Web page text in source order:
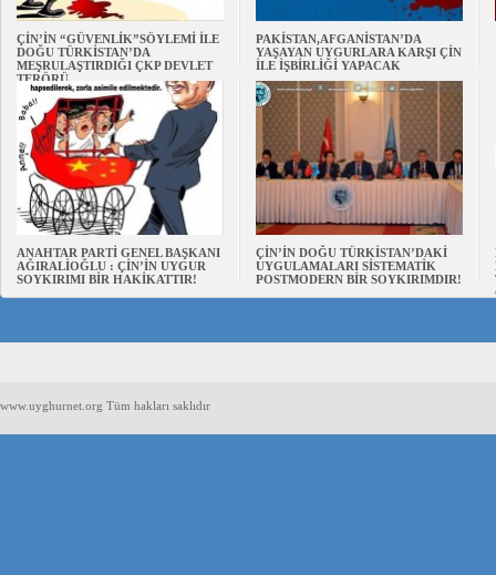
ÇİN’İN “GÜVENLİK”SÖYLEMİ İLE
DOĞU TÜRKİSTAN’DA
MEŞRULAŞTIRDIĞI ÇKP DEVLET
TERÖRÜ
PAKİSTAN,AFGANİSTAN’DA
YAŞAYAN UYGURLARA KARŞI ÇİN
İLE İŞBİRLİĞİ YAPACAK
ANAHTAR PARTİ GENEL BAŞKANI
AĞIRALİOĞLU : ÇİN’İN UYGUR
SOYKIRIMI BİR HAKİKATTIR!
ÇİN’İN DOĞU TÜRKİSTAN’DAKİ
UYGULAMALARI SİSTEMATİK
POSTMODERN BİR SOYKIRIMDIR!
www.uyghurnet.org Tüm hakları saklıdır